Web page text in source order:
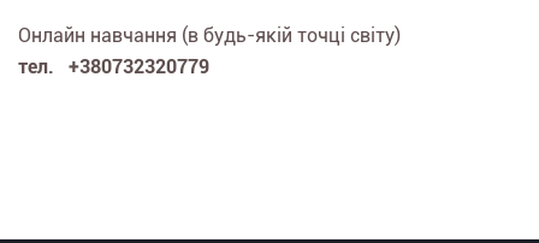
Онлайн навчання (в будь-якій точці світу)
тел. +380732320779